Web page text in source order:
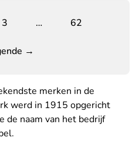
3 … 62
→
merken in de
werd in 1915 opgericht
de naam van het bedrijf